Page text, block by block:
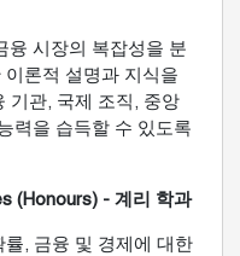
융 시장의 복잡성을 분
론적 설명과 지식을
기관, 국제 조직, 중앙
력을 습득할 수 있도록
(Honours) - 계리 학과
, 금융 및 경제에 대한